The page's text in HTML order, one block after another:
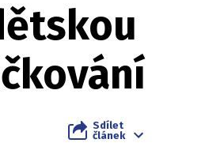
Sdílet
článek